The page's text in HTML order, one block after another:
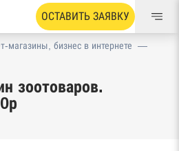
ОСТАВИТЬ ЗАЯВКУ
магазины, бизнес в интернете —
зоотоваров.